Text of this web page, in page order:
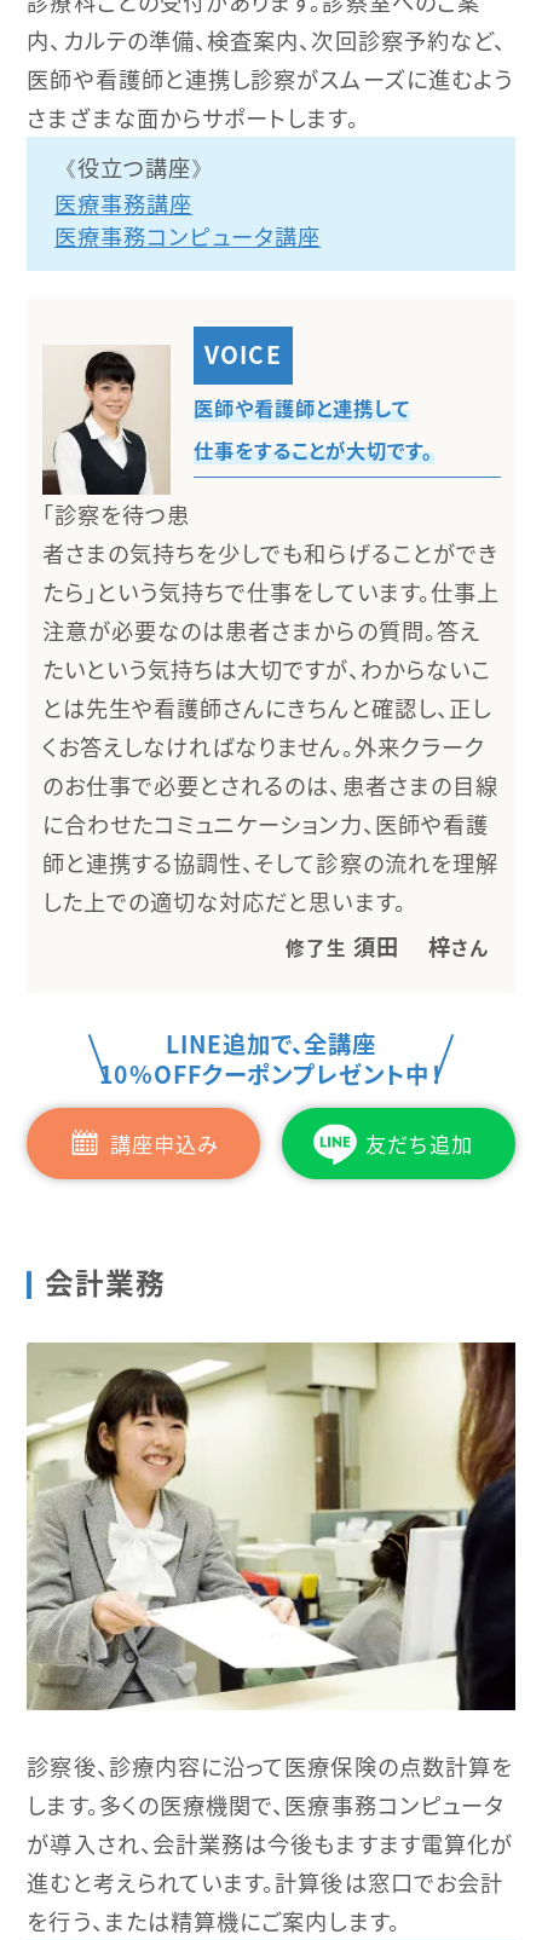
内、カルテの準備、検査案内、次回診察予約など、
医師や看護師と連携し診察がスムーズに進むよう
さまざまな面からサポートします。
役立つ講座
医療事務講座
医療事務コンピュータ講座
医師や看護師と連携して
仕事をすることが大切です。
「診察を待つ患
者さまの気持ちを少しでも和らげることができ
たら」という気持ちで仕事をしています。仕事上
注意が必要なのは患者さまからの質問。答え
たいという気持ちは大切ですが、わからないこ
とは先生や看護師さんにきちんと確認し、正し
くお答えしなければなりません。外来クラーク
のお仕事で必要とされるのは、患者さまの目線
に合わせたコミュニケーション力、医師や看護
師と連携する協調性、そして診察の流れを理解
した上での適切な対応だと思います。
修了生 須田 梓さん
LINE追加で、全講座
10%OFFクーポンプレゼント中！
講座申込み 友だち追加
会計業務
診察後、診療内容に沿って医療保険の点数計算を
します。多くの医療機関で、医療事務コンピュータ
が導入され、会計業務は今後もますます電算化が
進むと考えられています。計算後は窓口でお会計
を行う、または精算機にご案内します。